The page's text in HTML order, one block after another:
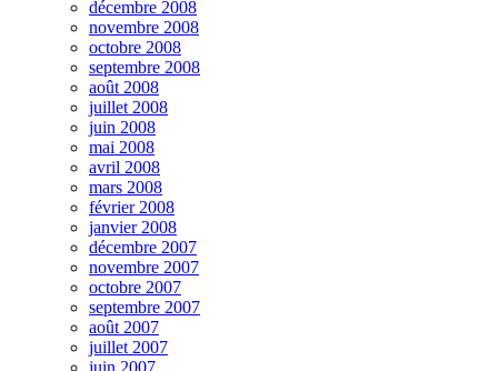
décembre 2008
novembre 2008
octobre 2008
septembre 2008
août 2008
juillet 2008
juin 2008
mai 2008
avril 2008
mars 2008
février 2008
janvier 2008
décembre 2007
novembre 2007
octobre 2007
septembre 2007
août 2007
juillet 2007
juin 2007